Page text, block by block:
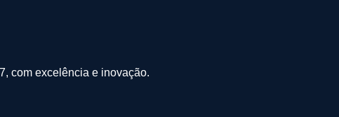
com excelência e inovação.